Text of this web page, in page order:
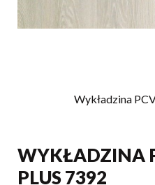
Wykładzina
WYKŁADZINA
PLUS 7392